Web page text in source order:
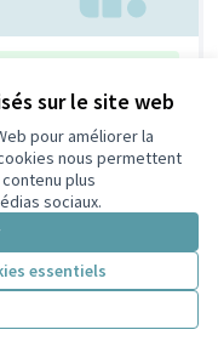
sur le site web
pour améliorer la
nous permettent
plus
sociaux.
essentiels